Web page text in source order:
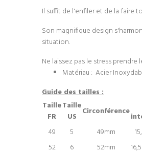
Il suffit de l'enfiler et de la faire
Son magnifique design
situation.
Ne laissez pas le stress prendre
Matériau : Acier
Guide des tailles :
Taille
FR
Taille
US Circonférence
49
5 49mm
52
6 52mm